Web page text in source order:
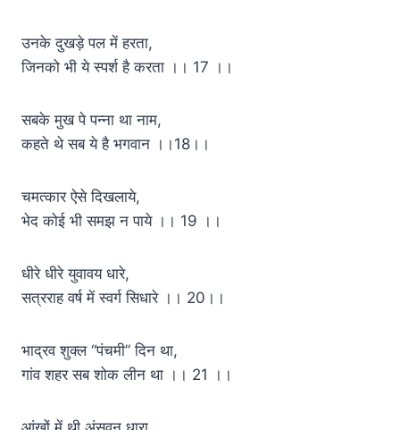
उनके दुखड़े पल में हरता,
जिनको भी ये स्पर्श है करता ।। 17 ।।
सबके मुख पे पन्ना था नाम,
कहते थे सब ये है भगवान ।।18।।
चमत्कार ऐसे दिखलाये,
भेद कोई भी समझ न पाये ।। 19 ।।
धीरे धीरे युवावय धारे,
सत्रराह वर्ष में स्वर्ग सिधारे ।। 20।।
भाद्रव शुक्ल “पंचमी” दिन था,
गांव शहर सब शोक लीन था ।। 21 ।।